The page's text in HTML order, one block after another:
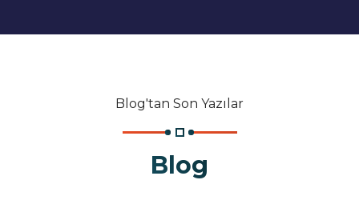
Blog'tan Son Yazılar
Blog